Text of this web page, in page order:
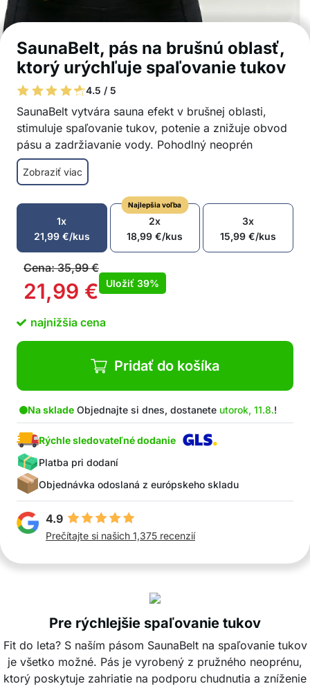
SaunaBelt, pás na brušnú oblasť,
ktorý urýchľuje spaľovanie tukov
4.5 / 5
SaunaBelt vytvára sauna efekt v brušnej oblasti,
stimuluje spaľovanie tukov, potenie a znižuje obvod
pásu a zadržiavanie vody. Pohodlný neoprén
nedráždi pokožku a tenký dizajn je nenápadný pod
oblečením, čo umožňuje celodenné nosenie.
Podporuje potenie v brušnej oblasti
Pomáha znižovať veľkosť pásu
Sauna efekt počas pohybu
Neviditeľný pod oblečením
Pohodlný neoprén bez podráždenia pokožky
Pre mužov a ženy všetkých tvarov tela
Balenie obsahuje: 1x univerzálny pás so sauna
Zobraziť viac
1x
21,99 €/kus
Najlepšia voľba
2x
18,99€/kus
3x
15,99€/kus
Cena:35,99€
21,99 € Uložiť 39%
najnižšia cena
Pridať do košíka
Na sklade Objednajte si dnes, dostanete utorok, 11.8.!
Rýchle sledovateľné dodanie
Platba pri dodaní
Objednávka odoslaná z európskeho skladu
4.9
Prečítajte si našich 1,375 recenzií
Pre rýchlejšie spaľovanie tukov
Fit do leta? S naším pásom SaunaBelt na spaľovanie tukov
je všetko možné. Pás je vyrobený z pružného neoprénu,
ktorý poskytuje zahriatie na podporu chudnutia a zníženie